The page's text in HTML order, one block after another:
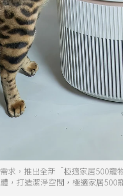
求，推出全新「極適家居500
，打造潔淨空間，極適家居